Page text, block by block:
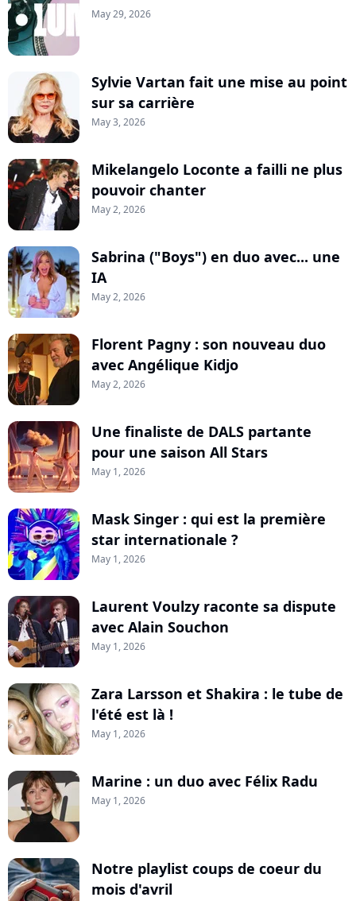
May 29, 2026
Sylvie Vartan fait une mise au point
sur sa carrière
May 3, 2026
Mikelangelo Loconte a failli ne plus
pouvoir chanter
May 2, 2026
Sabrina ("Boys") en duo avec... une
IA
May 2, 2026
Florent Pagny : son nouveau duo
avec Angélique Kidjo
May 2, 2026
Une finaliste de DALS partante
pour une saison All Stars
May 1, 2026
Mask Singer : qui est la première
star internationale ?
May 1, 2026
Laurent Voulzy raconte sa dispute
avec Alain Souchon
May 1, 2026
Zara Larsson et Shakira : le tube de
l'été est là !
May 1, 2026
Marine : un duo avec Félix Radu
May 1, 2026
Notre playlist coups de coeur du
mois d'avril